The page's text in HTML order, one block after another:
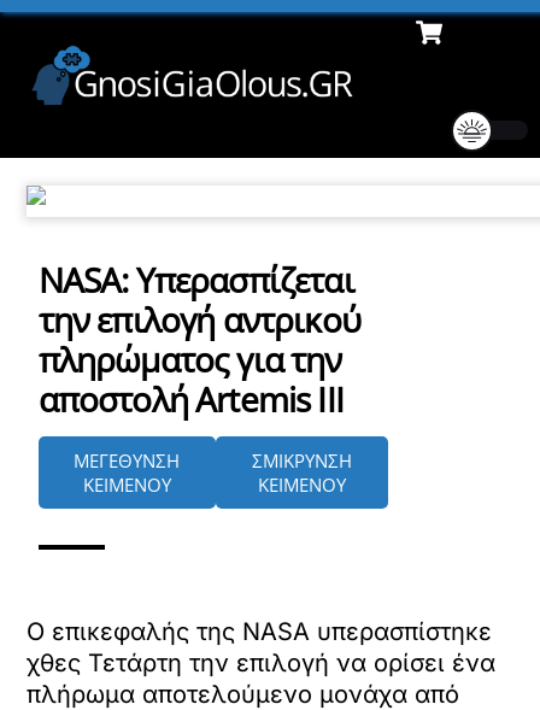
Skip
content
Cart
NASA: Υπερασπίζεται
την επιλογή αντρικού
πληρώματος για την
αποστολή Artemis III
ΜΕΓΕΘΥΝΣΗ
ΚΕΙΜΕΝΟΥ
ΣΜΙΚΡΥΝΣΗ
ΚΕΙΜΕΝΟΥ
Ο επικεφαλής της NASA υπερασπίστηκε
χθες Τετάρτη την επιλογή να ορίσει ένα
πλήρωμα αποτελούμενο μονάχα από